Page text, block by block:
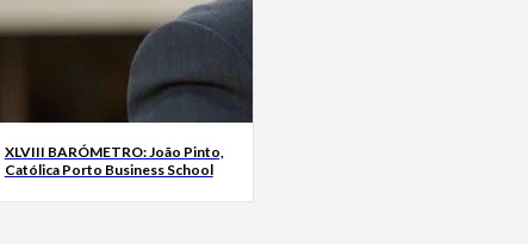
XLVIII BARÓMETRO: João Pinto,
Católica Porto Business School